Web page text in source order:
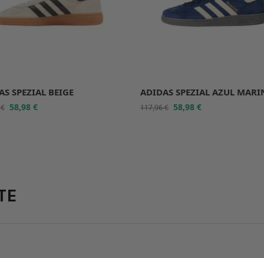
SPEZIAL BEIGE
€ 58,98 €
ADIDAS SPEZIAL AZUL
117,96€ 58,98€